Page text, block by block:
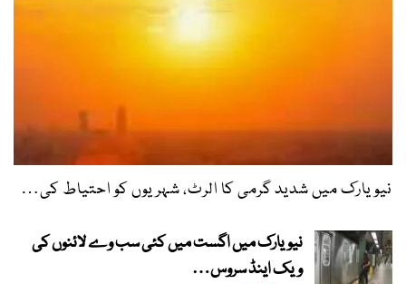
نیویارک میں شدید گرمی کا الرٹ، شہریوں کو احتیاط کی…
نیویارک میں اگست میں کئی سب وے لائنوں کی
ویک اینڈ سروس…